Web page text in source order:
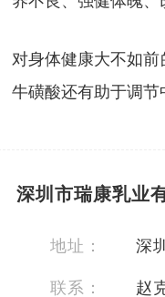
对身体健康大不如
牛磺酸还有助于调节
深圳市瑞康乳业
地址：
深
联系：
赵